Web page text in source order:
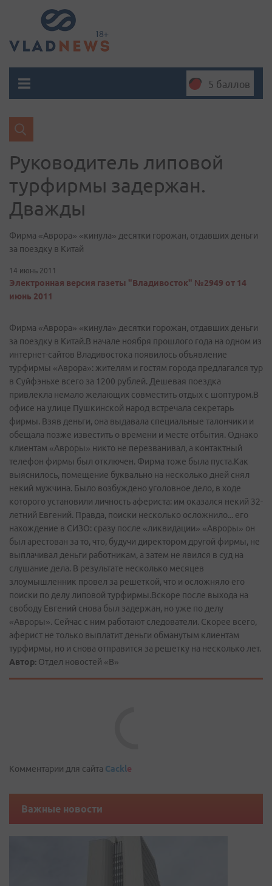
5 баллов
Руководитель липовой
турфирмы задержан.
Дважды
Фирма «Аврора» «кинула» десятки горожан, отдавших деньги
за поездку в Китай
14 июнь 2011
Электронная версия газеты "Владивосток" №2949 от 14
июнь 2011
Фирма «Аврора» «кинула» десятки горожан, отдавших деньги
за поездку в Китай.В начале ноября прошлого года на одном из
интернет-сайтов Владивостока появилось объявление
турфирмы «Аврора»: жителям и гостям города предлагался тур
в Суйфэньхе всего за 1200 рублей. Дешевая поездка
привлекла немало желающих совместить отдых с шоп­туром.В
офисе на улице Пушкинской народ встречала секретарь
фирмы. Взяв деньги, она выдавала специальные талончики и
обещала позже известить о времени и месте отбытия. Однако
клиентам «Авроры» никто не перезванивал, а контактный
телефон фирмы был отключен. Фирма тоже была пуста.Как
выяснилось, помещение буквально на несколько дней снял
некий мужчина. Было возбуждено уголовное дело, в ходе
которого установили личность афериста: им оказался некий 32-
летний Евгений. Правда, поиски несколько осложнило... его
нахождение в СИЗО: сразу после «ликвидации» «Авроры» он
был арестован за то, что, будучи директором другой фирмы, не
выплачивал деньги работникам, а затем не явился в суд на
слушание дела. В результате несколько месяцев
злоумышленник провел за решеткой, что и осложняло его
поиски по делу липовой турфирмы.Вскоре после выхода на
свободу Евгений снова был задержан, но уже по делу
«Авроры». Сейчас с ним работают следователи. Скорее всего,
аферист не только выплатит деньги обманутым клиентам
турфирмы, но и снова отправится за решетку на несколько лет.
Автор: Отдел новостей «В»
Комментарии для сайта Cackle
Важные новости